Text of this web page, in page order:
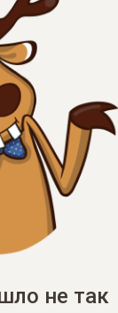
не так